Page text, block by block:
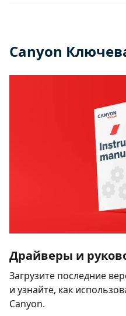
Canyon
Драйверы и
Загрузите последние
и узнайте, как
Canyon.